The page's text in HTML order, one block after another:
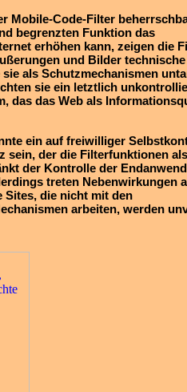
Mobile-Code-Filter
begrenzten Funktion das
erhöhen kann, zeigen die
und Bilder technische
als Schutzmechanismen
sie ein letztlich
das das Web als
ein auf freiwilliger
sein, der die Filterfunktionen als
der Kontrolle der
treten Nebenwirkungen
Sites, die nicht mit den
arbeiten, werden